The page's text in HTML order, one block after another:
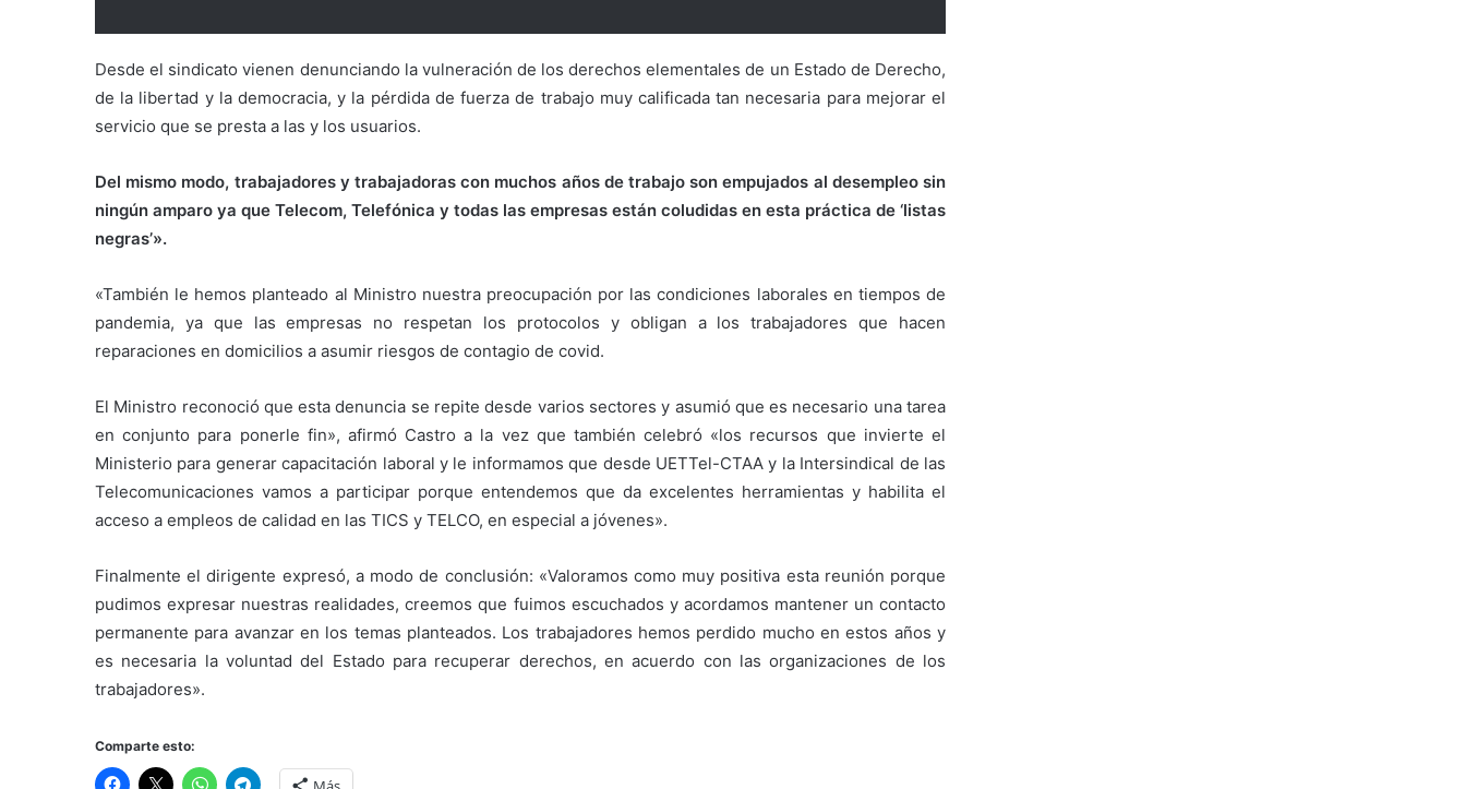
Desde el sindicato vienen denunciando la vulneración de los derechos elementales de un Estado de Derecho,
de la libertad y la democracia, y la pérdida de fuerza de trabajo muy calificada tan necesaria para mejorar el
servicio que se presta a las y los usuarios.
Del mismo modo, trabajadores y trabajadoras con muchos años de trabajo son empujados al desempleo sin
ningún amparo ya que Telecom, Telefónica y todas las empresas están coludidas en esta práctica de ‘listas
negras’».
«También le hemos planteado al Ministro nuestra preocupación por las condiciones laborales en tiempos de
pandemia, ya que las empresas no respetan los protocolos y obligan a los trabajadores que hacen
reparaciones en domicilios a asumir riesgos de contagio de covid.
El Ministro reconoció que esta denuncia se repite desde varios sectores y asumió que es necesario una tarea
en conjunto para ponerle fin», afirmó Castro a la vez que también celebró «los recursos que invierte el
Ministerio para generar capacitación laboral y le informamos que desde UETTel-CTAA y la Intersindical de las
Telecomunicaciones vamos a participar porque entendemos que da excelentes herramientas y habilita el
acceso a empleos de calidad en las TICS y TELCO, en especial a jóvenes».
Finalmente el dirigente expresó, a modo de conclusión: «Valoramos como muy positiva esta reunión porque
pudimos expresar nuestras realidades, creemos que fuimos escuchados y acordamos mantener un contacto
permanente para avanzar en los temas planteados. Los trabajadores hemos perdido mucho en estos años y
es necesaria la voluntad del Estado para recuperar derechos, en acuerdo con las organizaciones de los
trabajadores».
Comparte esto: